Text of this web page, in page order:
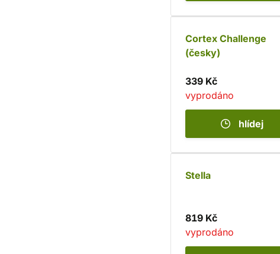
Cortex Challenge
(česky)
339 Kč
vyprodáno
hlídej
Stella
819 Kč
vyprodáno